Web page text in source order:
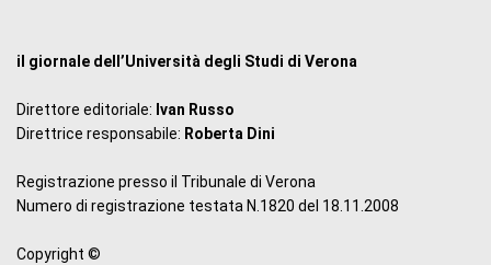
il giornale dell’Università degli Studi di Verona
Direttore editoriale: Ivan Russo
Direttrice responsabile: Roberta Dini
Registrazione presso il Tribunale di Verona
Numero di registrazione testata N.1820 del 18.11.2008
Copyright ©